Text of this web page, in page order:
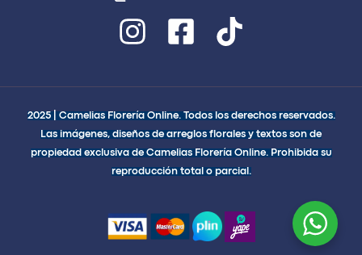
2025 | Camelias Florería Online. Todos los derechos reservados.
Las imágenes, diseños de arreglos florales y textos son de
propiedad exclusiva de Camelias Florería Online. Prohibida su
reproducción total o parcial.